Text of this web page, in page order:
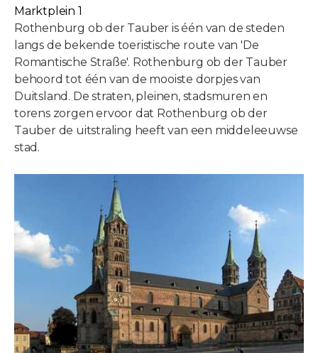
Marktplein 1
Rothenburg ob der Tauber is één van de steden
langs de bekende toeristische route van 'De
Romantische Straße'. Rothenburg ob der Tauber
behoord tot één van de mooiste dorpjes van
Duitsland. De straten, pleinen, stadsmuren en
torens zorgen ervoor dat Rothenburg ob der
Tauber de uitstraling heeft van een middeleeuwse
stad.